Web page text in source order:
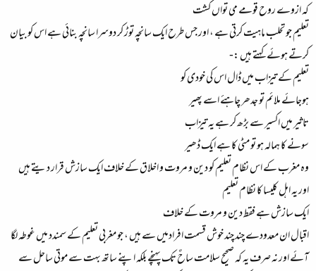
کہ ازوے روح قومے می تواں کشت
تعلیم جو تحلب ماہیت کرتی ہے ، اور جس طرح ایک سانچہ توڑ کر دوسرا سانچہ بنائی ہے اس کو بیان
کرتے ہوئے کہتے ہیں :-
تعلیم کے تیزاب میں ڈال اس کی خودی کو
ہوجائے ملائم تو جدھر چاہئے اسے پھیر
تاثیر میں اکسیر سے بڑھ کر ہے یہ تیزاب
سونے کا ہمالہ ہو تو مٹی کا ہے ایک ڈھیر
وہ مغرب کے اس نظام تعلیم کو دین و مروت و اخلاق کے خلاف ایک سازش قرار دیتے ہیں
اور یہ اہل کلیسا کا نظام تعلیم
ایک سازش ہے فقط دین و مروت کے خلاف
اقبال ان معدودے چند چند خوش قسمت افرادمیں سے ہیں ، جو مغربی تعلیم کے سمندد میں غوطہ لگا
آئے اور نہ صرف یہ کہ صحیح سلامت ساحٌ تک پہنچے بلکہ اپنے ساتھ بہت سے موتی ساحل سے